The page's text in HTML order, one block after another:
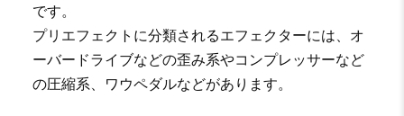
です。
プリエフェクトに分類されるエフェクターには、オ
ーバードライブなどの歪み系やコンプレッサーなど
の圧縮系、ワウペダルなどがあります。